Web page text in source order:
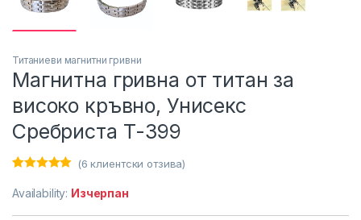
Титаниеви магнитни гривни
Магнитна гривна от титан за
високо кръвно, Унисекс
Сребриста Т-399
от 5,
базирано на
потребителс
(6 клиентски отзива)
Availability: Изчерпан